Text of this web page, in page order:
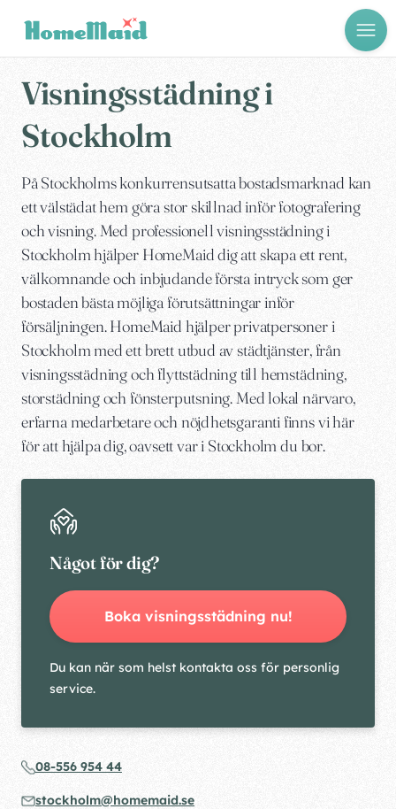
Visningsstädning i
Stockholm
På Stockholms konkurrensutsatta bostadsmarknad kan
ett välstädat hem göra stor skillnad inför fotografering
och visning. Med professionell visningsstädning i
Stockholm hjälper HomeMaid dig att skapa ett rent,
välkomnande och inbjudande första intryck som ger
bostaden bästa möjliga förutsättningar inför
försäljningen. HomeMaid hjälper privatpersoner i
Stockholm med ett brett utbud av städtjänster, från
visningsstädning och flyttstädning till hemstädning,
storstädning och fönsterputsning. Med lokal närvaro,
erfarna medarbetare och nöjdhetsgaranti finns vi här
för att hjälpa dig, oavsett var i Stockholm du bor.
Något för dig?
Boka visningsstädning nu!
Du kan när som helst kontakta oss för personlig
service.
08-556 954 44
stockholm@homemaid.se